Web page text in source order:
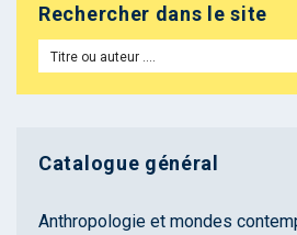
Rechercher dans le site
Catalogue général
Anthropologie et mondes